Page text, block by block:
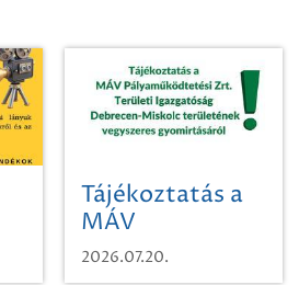
Tájékoztatás a
MÁV
Pályaműködtetési
Zrt. Területi
2026.07.20.